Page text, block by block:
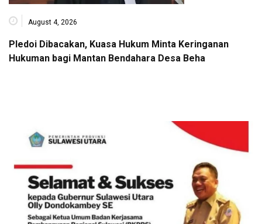
August 4, 2026
Pledoi Dibacakan, Kuasa Hukum Minta Keringanan
Hukuman bagi Mantan Bendahara Desa Beha